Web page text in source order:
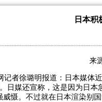
日本积
来
记者徐璐明报道：日本媒体
日媒还宣称，这是因为日
威慑。不过就在日本渲染别